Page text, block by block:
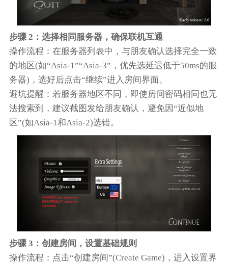
步骤 2：选择相同服务器，确保联机互通
操作流程：在服务器列表中，与朋友确认选择完全一致
的地区(如“Asia-1”“Asia-3”，优先选延迟低于50ms的服
务器)，选好后点击“继续”进入房间界面。
避坑提醒：若服务器地区不同，即使房间密码相同也无
法搜索到，建议截图发给朋友确认，避免因“近似地
区”(如Asia-1和Asia-2)选错。
步骤 3：创建房间，设置基础规则
操作流程：点击“创建房间”(Create Game)，进入设置界